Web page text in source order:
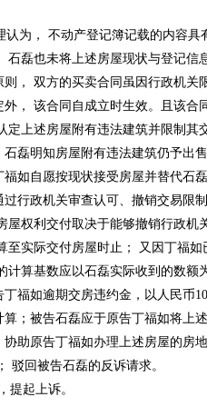
为， 不动产登记簿记载的内容具
石磊也未将上述房屋现状与登记
， 双方的买卖合同虽因行政机
， 该合同自成立时生效。且该
定上述房屋附有违法建筑并限制
石磊明知房屋附有违法建筑仍予出
如自愿按现状接受房屋并替代石
行政机关审查认可、撤销交易限
屋权利交付取决于能够撤销行政
至实际交付房屋时止； 又因丁福
计算基数应以石磊实际收到的数额
福如逾期交房违约金，以人民币
；被告石磊应于原告丁福如将上
助原告丁福如办理上述房屋的房
驳回被告石磊的反诉请求。
起上诉。